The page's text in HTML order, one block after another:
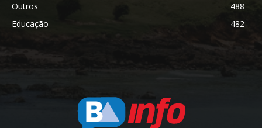
Outros
488
Educação
482